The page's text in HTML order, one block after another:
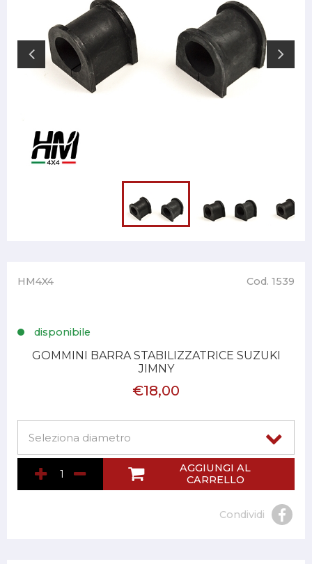
HM4X4 Cod. 1539
disponibile
GOMMINI BARRA STABILIZZATRICE SUZUKI
JIMNY
€18,00
AGGIUNGI AL
CARRELLO
Condividi